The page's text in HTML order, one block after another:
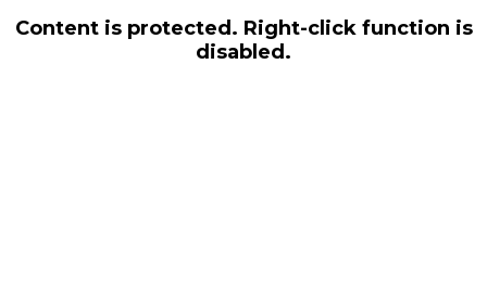
Content is protected. Right-click function is
disabled.